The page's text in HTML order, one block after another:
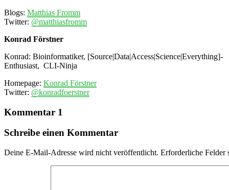
Blogs: Matthias Fromm
Twitter: @matthiasfromm
Konrad Förstner
Konrad: Bioinformatiker, [Source|Data|Access|Science|Everything]-
Enthusiast, CLI-Ninja
Homepage: Konrad Förstner
Twitter: @konradfoerstner
Kommentar 1
Schreibe einen Kommentar
Deine E-Mail-Adresse wird nicht veröffentlicht. Erforderliche Felder